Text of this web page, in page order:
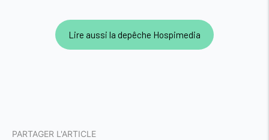
Lire aussi la depêche Hospimedia
PARTAGER L'ARTICLE